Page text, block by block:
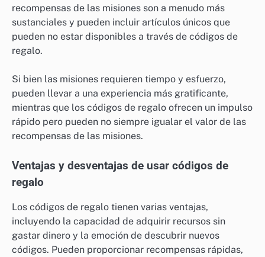
recompensas de las misiones son a menudo más
sustanciales y pueden incluir artículos únicos que
pueden no estar disponibles a través de códigos de
regalo.
Si bien las misiones requieren tiempo y esfuerzo,
pueden llevar a una experiencia más gratificante,
mientras que los códigos de regalo ofrecen un impulso
rápido pero pueden no siempre igualar el valor de las
recompensas de las misiones.
Ventajas y desventajas de usar códigos de
regalo
Los códigos de regalo tienen varias ventajas,
incluyendo la capacidad de adquirir recursos sin
gastar dinero y la emoción de descubrir nuevos
códigos. Pueden proporcionar recompensas rápidas,